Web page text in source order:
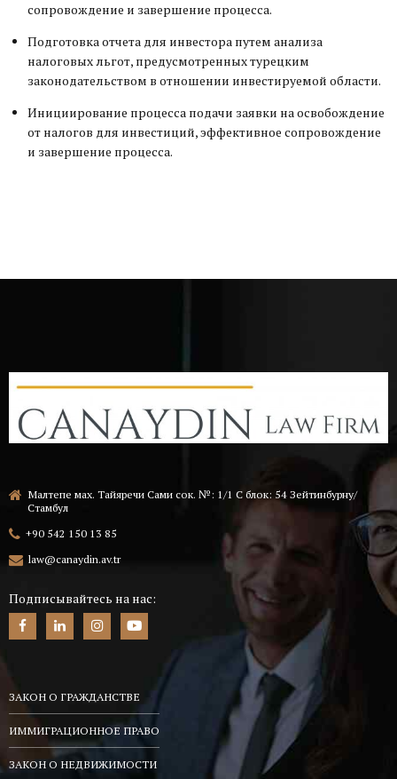
сопровождение и завершение процесса.
Подготовка отчета для инвестора путем анализа
налоговых льгот, предусмотренных турецким
законодательством в отношении инвестируемой области.
Инициирование процесса подачи заявки на освобождение
от налогов для инвестиций, эффективное сопровождение
и завершение процесса.
Малтепе мах. Тайяречи Сами сок. №: 1/1 C блок: 54 Зейтинбурну/
Стамбул
+90 542 150 13 85
law@canaydin.av.tr
Подписывайтесь на нас:
ЗАКОН О ГРАЖДАНСТВЕ
ИММИГРАЦИОННОЕ ПРАВО
ЗАКОН О НЕДВИЖИМОСТИ